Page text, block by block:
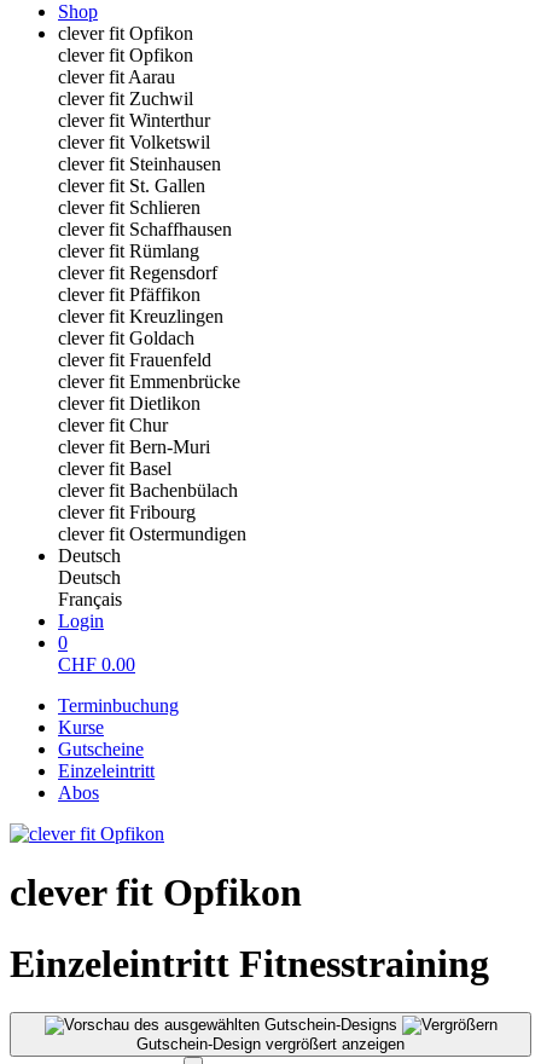
Shop
clever fit Opfikon
clever fit Opfikon
clever fit Aarau
clever fit Zuchwil
clever fit Winterthur
clever fit Volketswil
clever fit Steinhausen
clever fit St. Gallen
clever fit Schlieren
clever fit Schaffhausen
clever fit Rümlang
clever fit Regensdorf
clever fit Pfäffikon
clever fit Kreuzlingen
clever fit Goldach
clever fit Frauenfeld
clever fit Emmenbrücke
clever fit Dietlikon
clever fit Chur
clever fit Bern-Muri
clever fit Basel
clever fit Bachenbülach
clever fit Fribourg
clever fit Ostermundigen
Deutsch
Deutsch
Français
Login
0
CHF 0.00
Terminbuchung
Kurse
Gutscheine
Einzeleintritt
Abos
clever fit Opfikon
Einzeleintritt Fitnesstraining
Gutschein-Design vergrößert anzeigen